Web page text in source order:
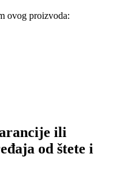
ovog proizvoda:
ili
od štete i